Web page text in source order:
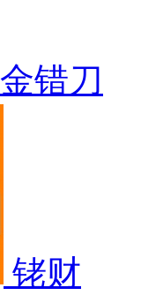
金错刀
铑财